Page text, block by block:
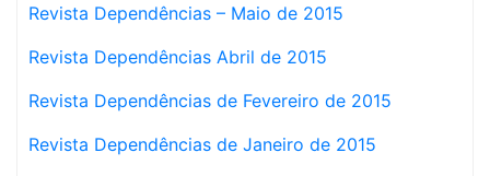
Revista Dependências – Maio de 2015
Revista Dependências Abril de 2015
Revista Dependências de Fevereiro de 2015
Revista Dependências de Janeiro de 2015